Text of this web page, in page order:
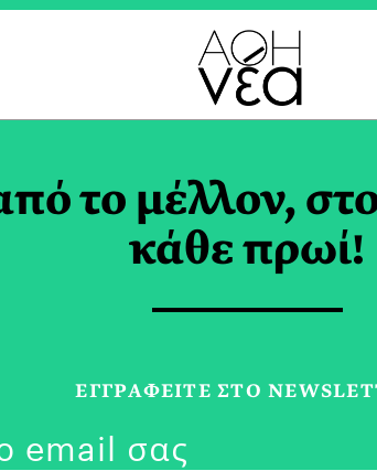
FARK TO
της
το μέλλον,
κάθε πρωί!
ΕΓΓPΑΦΕΙΤΕ ΣΤΟ